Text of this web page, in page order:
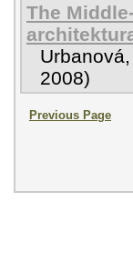
The
2008)
Previous Page